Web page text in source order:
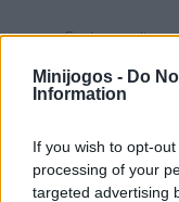
Minijogos - Do
Information
If you wish to opt-
processing of your
targeted advertising
Explora e
Experimenta
personagem
herói.
Desbloqueia
valiosos para a